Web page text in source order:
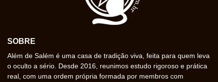
SOBRE
Além de Salém é uma casa de tradição viva, feita para quem leva
o oculto a sério. Desde 2016, reunimos estudo rigoroso e prática
real, com uma ordem própria formada por membros com